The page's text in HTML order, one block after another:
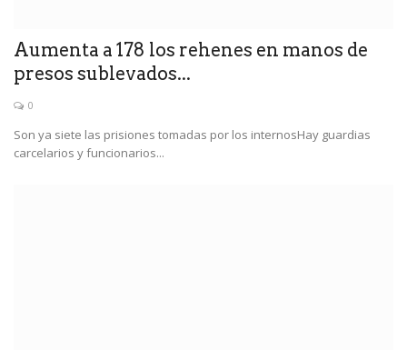
Aumenta a 178 los rehenes en manos de
presos sublevados...
0
Son ya siete las prisiones tomadas por los internosHay guardias
carcelarios y funcionarios...